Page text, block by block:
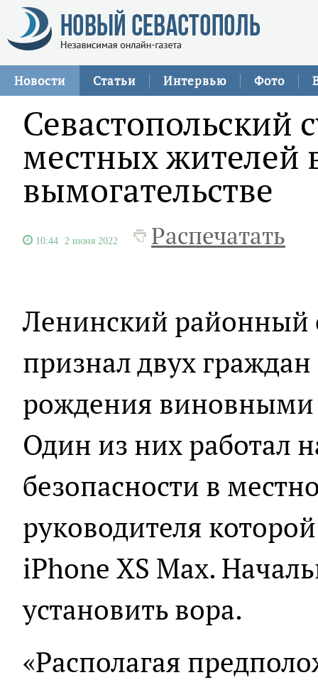
Новости Статьи Интервью Фото
Севастопольский
местных
вымогательстве
10:44 2 июня 2022 Распечатать
Ленинский районный
признал двух
рождения виновными
Один из них работал
безопасности в
руководителя
iPhone XS Max.
установить вора.
«Располагая